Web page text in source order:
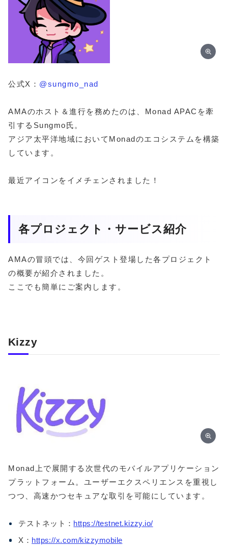
公式X： @sungmo_nad
AMAのホスト＆進行を務めたのは、Monad APACを牽
引するSungmo氏。
アジア太平洋地域においてMonadのエコシステムを構築
しています。
最近アイコンをイメチェンされました！
各プロジェクト・サービス紹介
AMAの冒頭では、今回ゲスト登場した各プロジェクト
の概要が紹介されました。
ここでも簡単にご案内します。
Kizzy
Monad上で展開する次世代のモバイルアプリケーション
プラットフォーム。ユーザーエクスペリエンスを重視し
つつ、高速かつセキュアな取引を可能にしています。
テストネット： https://testnet.kizzy.io/
X： https://x.com/kizzymobile